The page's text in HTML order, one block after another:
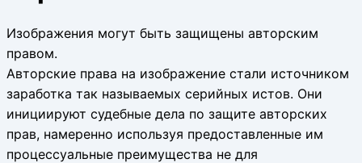
Изображения могут быть защищены авторским
правом.
Авторские права на изображение стали источником
заработка так называемых серийных истов. Они
инициируют судебные дела по защите авторских
прав, намеренно используя предоставленные им
процессуальные преимущества не для